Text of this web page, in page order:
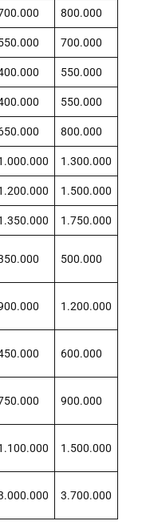
800.000
700.000
550.000
550.000
800.000
1.300.000
1.500.000
1.750.000
500.000
1.200.000
600.000
900.000
1.500.000
3.700.000